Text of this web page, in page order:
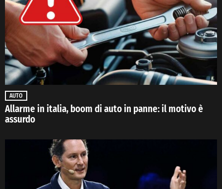
AUTO
Allarme in italia, boom di auto in panne: il motivo è
assurdo